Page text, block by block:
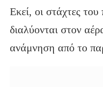
Εκεί, οι στάχτες
διαλύονται στον
ανάμνηση από το